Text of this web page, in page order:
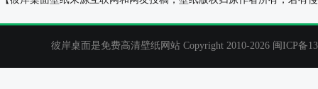
彼岸桌面是免费高清壁纸网站 Copyright 2010-2026 闽ICP备